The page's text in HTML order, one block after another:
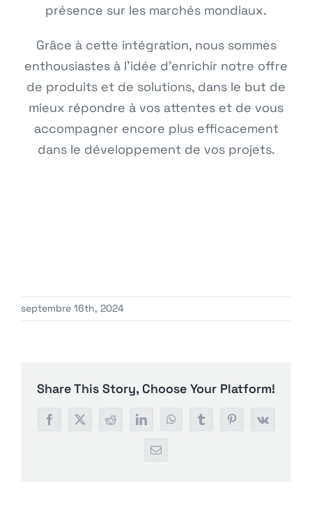
présence sur les marchés mondiaux.
Grâce à cette intégration, nous sommes
enthousiastes à l’idée d’enrichir notre offre
de produits et de solutions, dans le but de
mieux répondre à vos attentes et de vous
accompagner encore plus efficacement
dans le développement de vos projets.
septembre 16th, 2024
Share This Story, Choose Your Platform!
Facebook
X RedditLinkedInWhatsAppTumblrPinterest
Vk
Email